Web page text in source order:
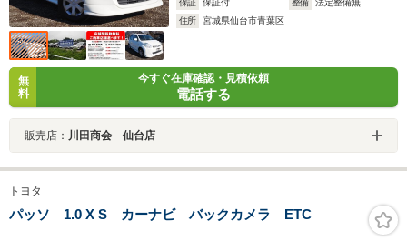
保証 保証付 整備
法定整備無
住所
宮城県仙台市青葉区
無
料
今すぐ在庫確認・見積依頼
電話する
販売店： 川田商会 仙台店
トヨタ
パッソ 1.0 X S カーナビ バックカメラ ETC